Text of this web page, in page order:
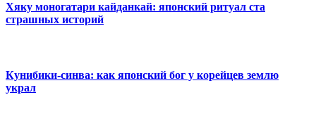
Хяку моногатари кайданкай: японский ритуал ста
страшных историй
Кунибики-синва: как японский бог у корейцев землю
украл